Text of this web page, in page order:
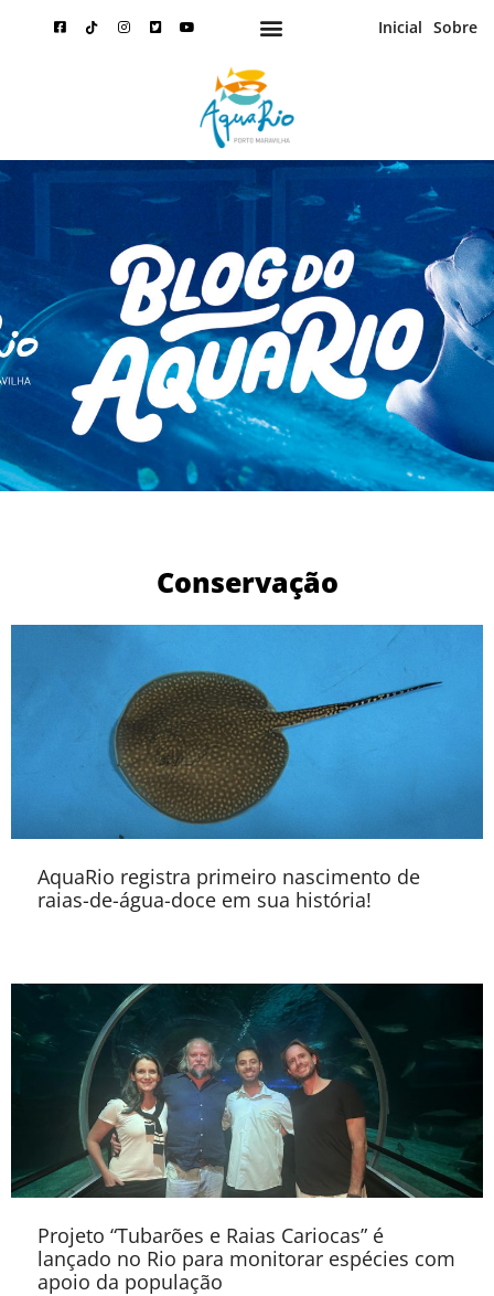
Inicial Sobre
Conservação
AquaRio registra primeiro nascimento de
raias-de-água-doce em sua história!
Projeto “Tubarões e Raias Cariocas” é
lançado no Rio para monitorar espécies com
apoio da população